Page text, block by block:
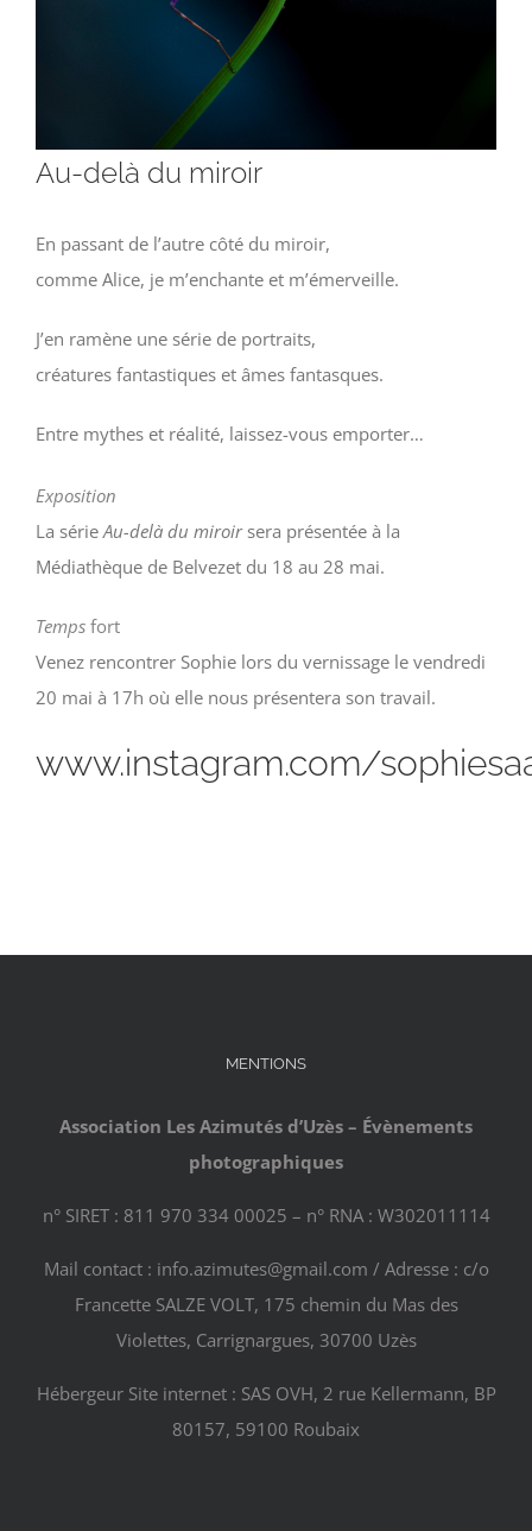
Au-delà du miroir
En passant de l’autre côté du miroir,
comme Alice, je m’enchante et m’émerveille.
J’en ramène une série de portraits,
créatures fantastiques et âmes fantasques.
Entre mythes et réalité, laissez-vous emporter…
Exposition
La série Au-delà du miroirsera présentée à la
Médiathèque de Belvezet du 18 au 28 mai.
Temps fort
Venez rencontrer Sophie lors du vernissage le vendredi
20 mai à 17h où elle nous présentera son travail.
www.instagram.com/
MENTIONS
Association Les Azimutés d’Uzès – Évènements
photographiques
n° SIRET : 811 970 334 00025 – n° RNA : W302011114
Mail contact : info.azimutes@gmail.com / Adresse : c/o
Francette SALZE VOLT, 175 chemin du Mas des
Violettes, Carrignargues, 30700 Uzès
Hébergeur Site internet : SAS OVH, 2 rue Kellermann, BP
80157, 59100 Roubaix